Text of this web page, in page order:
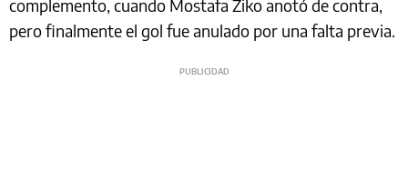
complemento, cuando Mostafa Ziko anotó de contra,
pero finalmente el gol fue anulado por una falta previa.